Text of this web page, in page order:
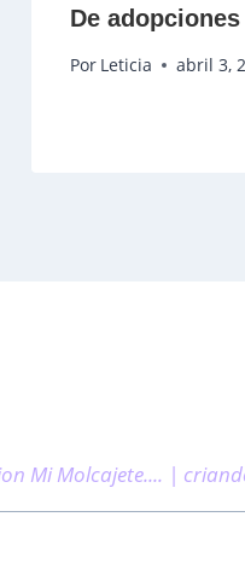
De
Por Leticia abril 3,
Mi Molcajete.... |